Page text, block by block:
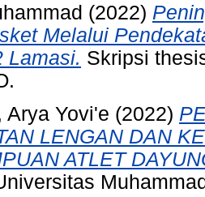
(2022)
Melalui
Lamasi. Skripsi
Arya Yovi'e (2022)
LENGAN DAN
ATLET